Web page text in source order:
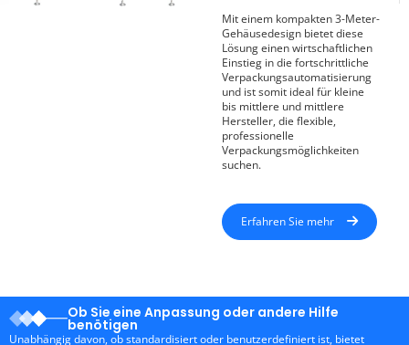
Mit einem kompakten 3-Meter-
Gehäusedesign bietet diese
Lösung einen wirtschaftlichen
Einstieg in die fortschrittliche
Verpackungsautomatisierung
und ist somit ideal für kleine
bis mittlere und mittlere
Hersteller, die flexible,
professionelle
Verpackungsmöglichkeiten
suchen.
Erfahren Sie mehr
Ob Sie eine Anpassung oder andere Hilfe
benötigen
Unabhängig davon, ob standardisiert oder benutzerdefiniert ist, bietet